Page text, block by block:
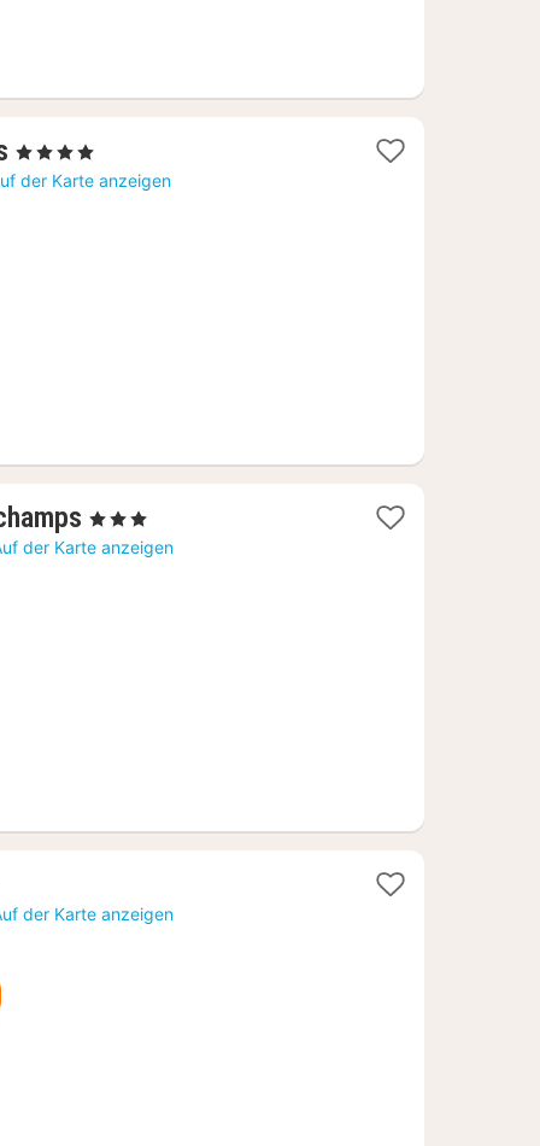
1
Nacht
, 4 Sterne
der Karte anzeigen
1
Nacht
, 3 Sterne
der Karte anzeigen
der Karte anzeigen